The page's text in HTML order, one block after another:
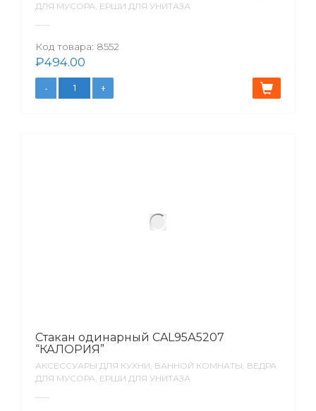
ДЛЯ МУСОРА, ЕРШИ ДЛЯ УНИТАЗА
Код товара: 8552
₽494.00
Стакан одинарный CAL95А5207
“КАЛОРИЯ”
АКСЕССУАРЫ ДЛЯ КУХНИ, ВАННОЙ КОМНАТЫ, ВЕДРА
ДЛЯ МУСОРА, ЕРШИ ДЛЯ УНИТАЗА